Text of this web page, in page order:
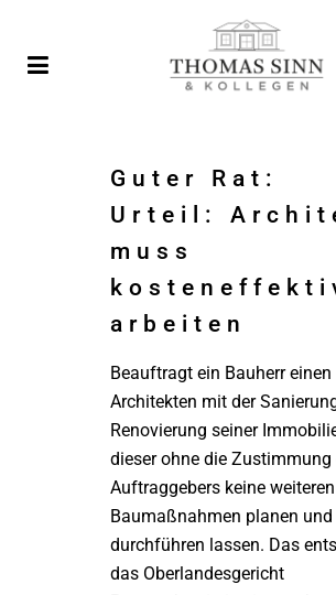
Guter Rat:
Urteil:
muss
arbeiten
Beauftragt ein Bauherr einen
Architekten mit der
Renovierung seiner
dieser ohne die Zustimmung
Auftraggebers keine weiteren
Baumaßnahmen planen und
durchführen lassen. Das
das Oberlandesgericht